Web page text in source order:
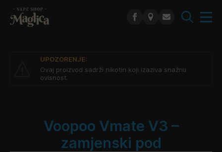
UPOZORENJE:
Ovaj proizvod sadrži nikotin koji izaziva snažnu
ovisnost.
Voopoo Vmate V3 –
zamjenski pod